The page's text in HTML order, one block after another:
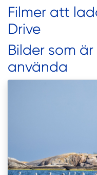
Filmer att
Drive
Bilder som
använda